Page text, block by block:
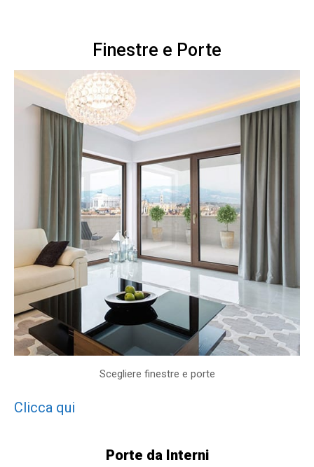
Finestre e Porte
Scegliere finestre e porte
Clicca qui
Porte da Interni